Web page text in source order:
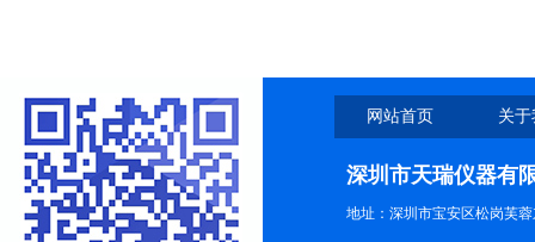
网站首页 关
深圳市天瑞仪器有
地址：深圳市宝安区松岗芙